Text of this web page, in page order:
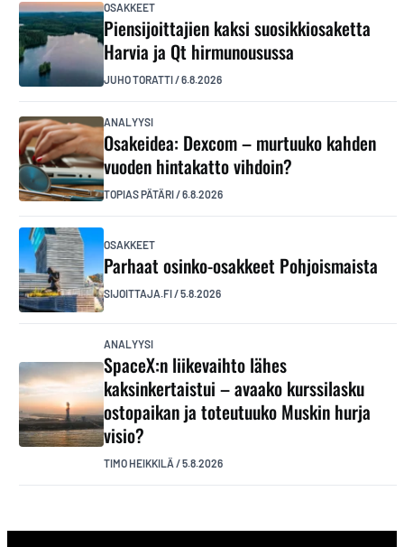
OSAKKEET
Piensijoittajien kaksi suosikkiosaketta
Harvia ja Qt hirmunousussa
JUHO TORATTI/6.8.2026
ANALYYSI
Osakeidea: Dexcom – murtuuko kahden
vuoden hintakatto vihdoin?
TOPIAS PÄTÄRI/6.8.2026
OSAKKEET
Parhaat osinko-osakkeet Pohjoismaista
SIJOITTAJA.FI/5.8.2026
ANALYYSI
SpaceX:n liikevaihto lähes
kaksinkertaistui – avaako kurssilasku
ostopaikan ja toteutuuko Muskin hurja
visio?
TIMO HEIKKILÄ /5.8.2026